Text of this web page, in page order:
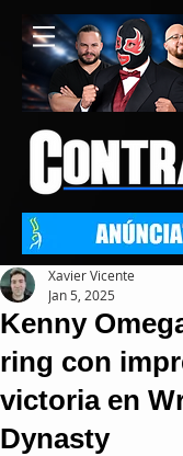
Kenny
ring con
victoria en
Dynasty
Xavier Vicente
Jan 5, 2025